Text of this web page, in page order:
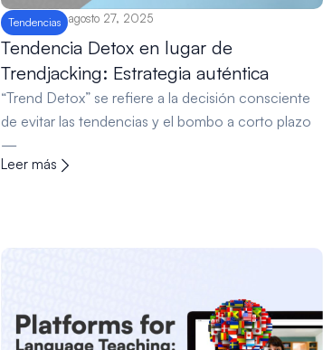
Tendencias agosto 27, 2025
Tendencia Detox en lugar de
Trendjacking: Estrategia auténtica
“Trend Detox” se refiere a la decisión consciente
de evitar las tendencias y el bombo a corto plazo
—
Leer más